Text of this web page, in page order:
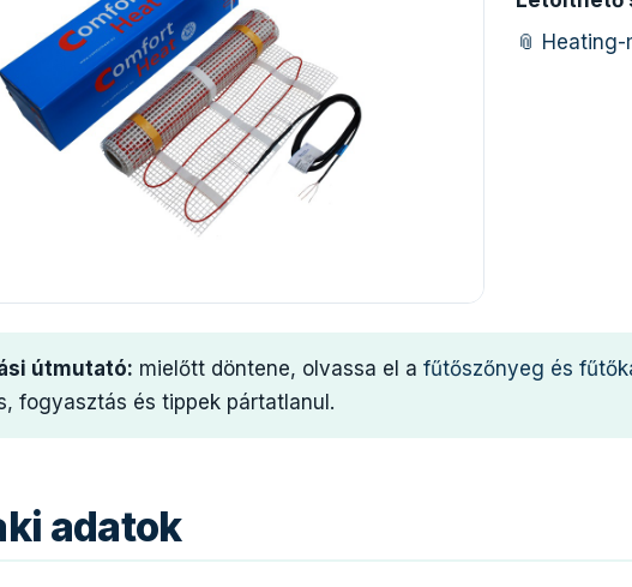
📎
útmutató: mielőtt döntene, olvassa el a fűtőszőnyeg és
fogyasztás és tippek pártatlanul.
adatok